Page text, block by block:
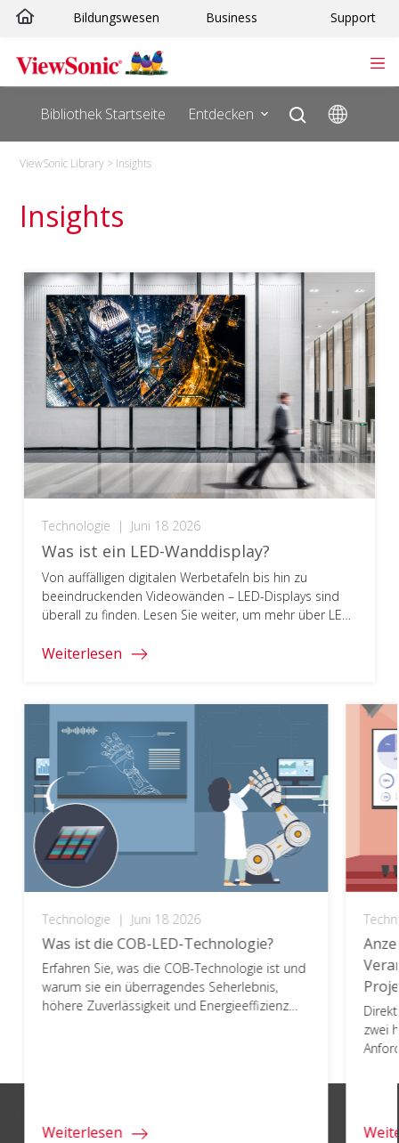
Bildungswesen Business Support
Bibliothek Startseite Entdecken
ViewSonic Library > Insights
Insights
Technologie | Juni 18 2026
Was ist ein LED-Wanddisplay?
Von auffälligen digitalen Werbetafeln bis hin zu
beeindruckenden Videowänden – LED-Displays sind
überall zu finden. Lesen Sie weiter, um mehr über LED-
Weiterlesen
Technologie | Juni 18 2026
Was ist die COB-LED-Technologie?
Erfahren Sie, was die COB-Technologie ist und
warum sie ein überragendes Seherlebnis,
höhere Zuverlässigkeit und Energieeffizienz
Weiterlesen
zwei